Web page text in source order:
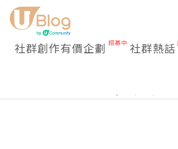
社群創作有價企劃 社群熱話